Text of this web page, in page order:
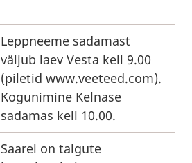
Leppneeme sadamast
väljub laev Vesta kell 9.00
(piletid www.veeteed.com).
Kogunimine Kelnase
sadamas kell 10.00.
Saarel on talgute